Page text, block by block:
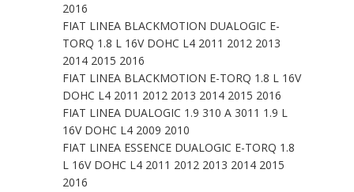
2016
FIAT LINEA BLACKMOTION DUALOGIC E-
TORQ 1.8 L 16V DOHC L4 2011 2012 2013
2014 2015 2016
FIAT LINEA BLACKMOTION E-TORQ 1.8 L 16V
DOHC L4 2011 2012 2013 2014 2015 2016
FIAT LINEA DUALOGIC 1.9 310 A 3011 1.9 L
16V DOHC L4 2009 2010
FIAT LINEA ESSENCE DUALOGIC E-TORQ 1.8
L 16V DOHC L4 2011 2012 2013 2014 2015
2016